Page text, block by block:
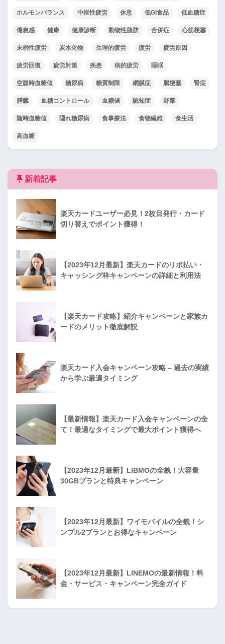
ホルモンバランス 中枢性疲労 休息 低GI食品 低血糖症
倦怠感 健康 健康診断 動物性脂肪 合併症 心筋梗塞
末梢性疲労 炭水化物 生理的疲労 疲労 疲労原因
疲労回復 疲労対策 疾患 病的疲労 睡眠
空腹時血糖値 糖尿病 糖質制限 網膜症 脳梗塞 腎症
膵臓 血糖コントロール 血糖値 認知症 野菜
随時血糖値 隠れ糖尿病 食事療法 食物繊維 食生活
高血糖
新着記事
楽天カードユーザー必見！2枚目発行・カード
切り替えでポイント獲得！
【2023年12月最新】楽天カードのリボ払い・
キャッシング枠キャンペーンの詳細と利用法
【楽天カード攻略】紹介キャンペーンと家族カ
ードのメリット徹底解説
楽天カード入会キャンペーン攻略 – 過去の実績
から学ぶ最適タイミング
【最新情報】楽天カード入会キャンペーンの全
て！最適なタイミングで最大ポイント獲得へ
【2023年12月最新】LIBMOの全貌！大容量
30GBプランと特典キャンペーン
【2023年12月最新】ワイモバイルの全貌！シ
ンプル2プランとお得なキャンペーン
【2023年12月最新】LINEMOの最新情報！料
金・サービス・キャンペーン完全ガイド